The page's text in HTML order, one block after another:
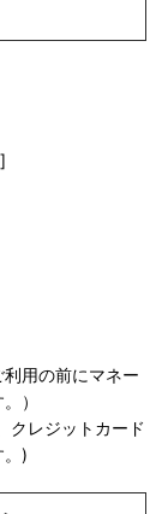
用の前にマネー
）
クレジットカード
。)